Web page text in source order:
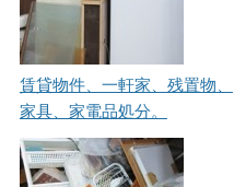
賃貸物件、一軒家、残置物、
家具、家電品処分。